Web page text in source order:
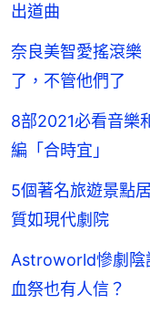
出道曲
奈良美智愛搖滾
了，不管他們了
8部2021必看音樂
編「合時宜」
5個著名旅遊景點
質如現代劇院
Astroworld慘劇
血祭也有人信？